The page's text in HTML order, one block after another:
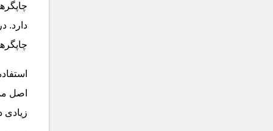
دارد.
اصل
زیادی